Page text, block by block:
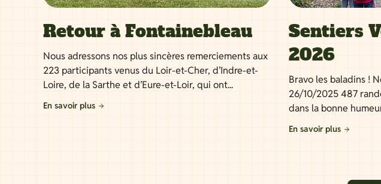
Retour à Fontainebleau
Nous adressons nos plus sincères remerciements aux
223 participants venus du Loir-et-Cher, d’Indre-et-
Loire, de la Sarthe et d’Eure-et-Loir, qui ont...
En savoir plus
Sentiers
2026
Bravo les baladins !
26/10/2025 487
dans la bonne
En savoir plus